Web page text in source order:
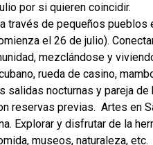
por si quieren coincidir.
a través de pequeños pueblos
el 26 de julio).
mezclándose y
rueda de casino,
salidas nocturnas y pareja de
reservas previas. Artes en
Explorar y disfrutar de la
museos, naturaleza, etc.